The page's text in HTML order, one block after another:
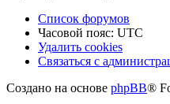
Список форумов
Часовой пояс: UTC
Удалить cookies
Связаться
администрацией
Связаться с администра
Создано на основе phpBB®